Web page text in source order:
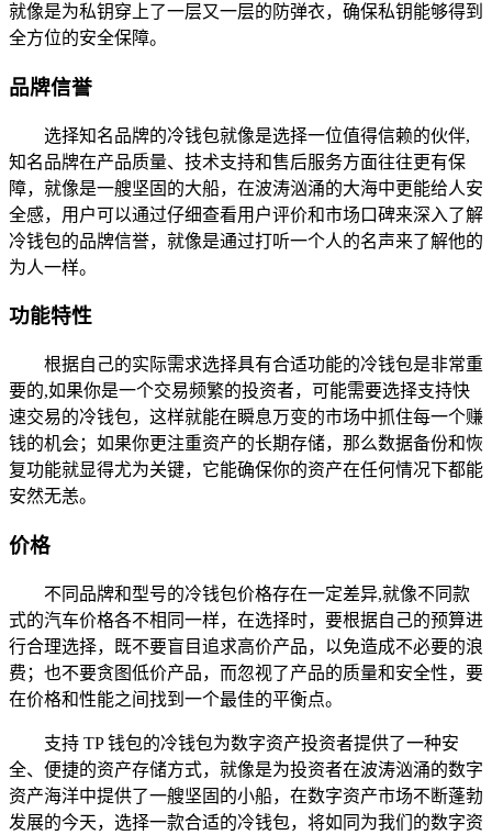
就像是为私钥穿上了一层又一层的防弹衣，确保私钥能够得到
全方位的安全保障。
品牌信誉
选择知名品牌的冷钱包就像是选择一位值得信赖的伙伴,
知名品牌在产品质量、技术支持和售后服务方面往往更有保
障，就像是一艘坚固的大船，在波涛汹涌的大海中更能给人安
全感，用户可以通过仔细查看用户评价和市场口碑来深入了解
冷钱包的品牌信誉，就像是通过打听一个人的名声来了解他的
为人一样。
功能特性
根据自己的实际需求选择具有合适功能的冷钱包是非常重
要的,如果你是一个交易频繁的投资者，可能需要选择支持快
速交易的冷钱包，这样就能在瞬息万变的市场中抓住每一个赚
钱的机会；如果你更注重资产的长期存储，那么数据备份和恢
复功能就显得尤为关键，它能确保你的资产在任何情况下都能
安然无恙。
价格
不同品牌和型号的冷钱包价格存在一定差异,就像不同款
式的汽车价格各不相同一样，在选择时，要根据自己的预算进
行合理选择，既不要盲目追求高价产品，以免造成不必要的浪
费；也不要贪图低价产品，而忽视了产品的质量和安全性，要
在价格和性能之间找到一个最佳的平衡点。
支持 TP 钱包的冷钱包为数字资产投资者提供了一种安
全、便捷的资产存储方式，就像是为投资者在波涛汹涌的数字
资产海洋中提供了一艘坚固的小船，在数字资产市场不断蓬勃
发展的今天，选择一款合适的冷钱包，将如同为我们的数字资